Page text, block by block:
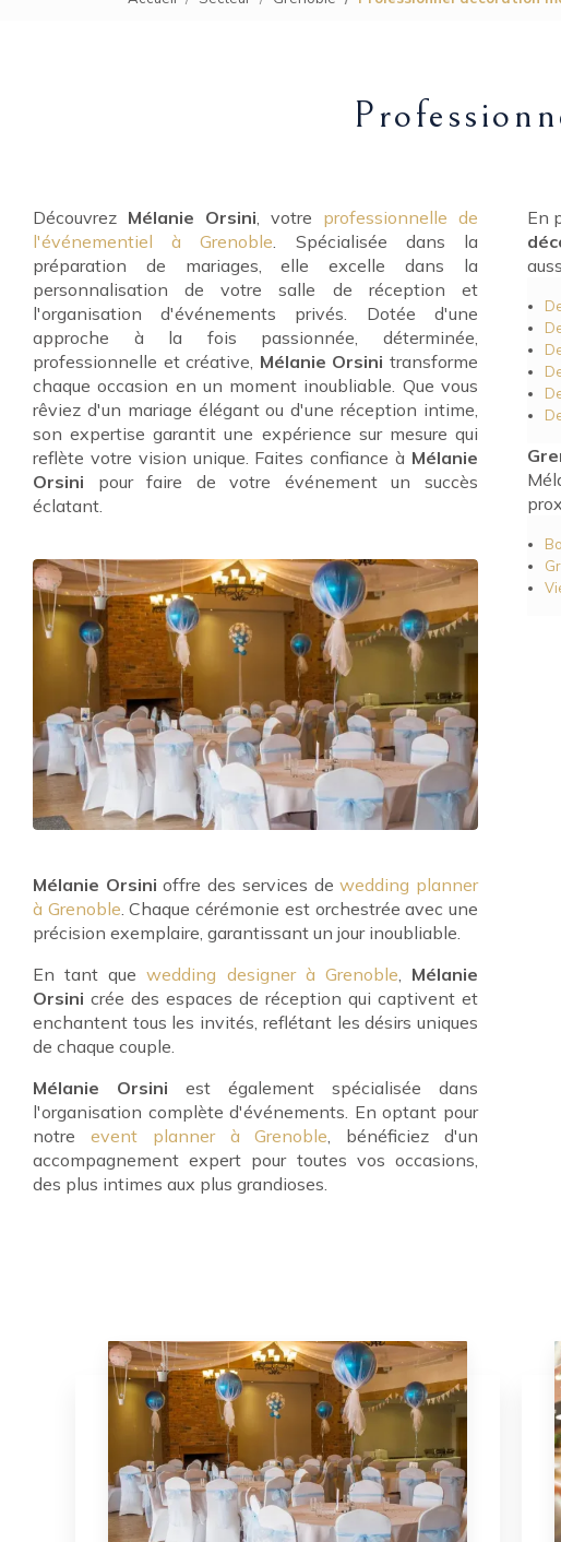
Découvrez Mélanie Orsini, votre professionnelle de
l'événementiel à Grenoble. Spécialisée dans la
préparation de mariages, elle excelle dans la
personnalisation de votre salle de réception et
l'organisation d'événements privés. Dotée d'une
approche à la fois passionnée, déterminée,
professionnelle et créative, Mélanie Orsini transforme
chaque occasion en un moment inoubliable. Que vous
rêviez d'un mariage élégant ou d'une réception intime,
son expertise garantit une expérience sur mesure qui
reflète votre vision unique. Faites confiance à Mélanie
Orsini pour faire de votre événement un succès
éclatant.
Mélanie Orsini offre des services dewedding planner
à Grenoble . Chaque cérémonie est orchestrée avec une
précision exemplaire, garantissant un jour inoubliable.
En tant quewedding designer à Grenoble
Mélanie
Orsini crée des espaces de réception qui captivent et
enchantent tous les invités, reflétant les désirs uniques
de chaque couple.
Mélanie Orsini est également spécialisée dans
l'organisation complète d'événements. En optant pour
notre event planner à Grenoble , bénéficiez d'un
accompagnement expert pour toutes vos occasions,
des plus intimes aux plus grandioses.
En